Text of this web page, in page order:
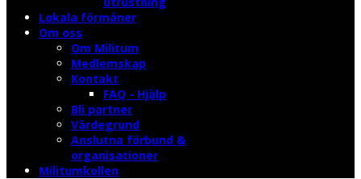
Lokala förmåner
Om oss
Om Militum
Medlemskap
Kontakt
FAQ - Hjälp
Bli partner
Värdegrund
Anslutna förbund &
organisationer
Militumkollen